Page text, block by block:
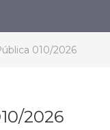
010/2026
2026